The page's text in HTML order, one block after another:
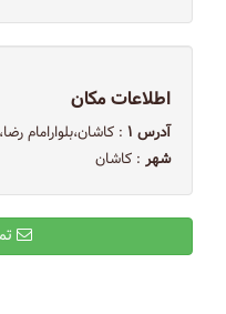
اطلاعات مکان
آدرس ۱
: كاشان،بلوارامام
شهر : کاشان